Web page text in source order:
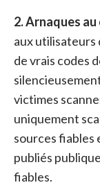
2. Arnaques au
aux utilisateurs
de vrais codes
victimes
uniquement
sources fiables
publiés
fiables.